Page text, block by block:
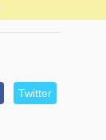
Twitter